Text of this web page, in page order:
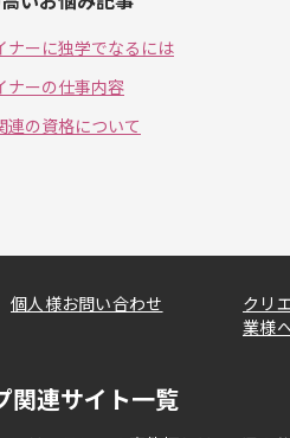
ナーに独学でなるには
ナーの仕事内容
連の資格について
個人様お問い合わせ
クリ
業様
関連サイト一覧